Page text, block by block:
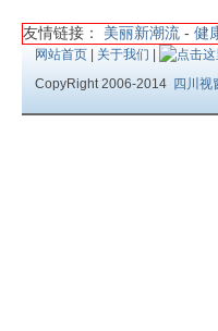
友情链接： 美丽新潮流 - 健
网站首页 关于我们
CopyRight 2006-2014 四川视